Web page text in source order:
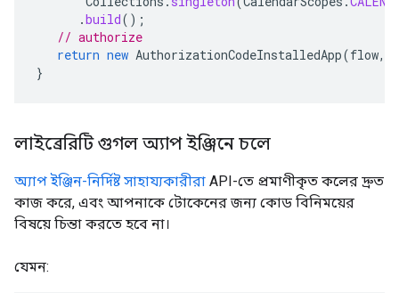
.build();
// authorize
return new AuthorizationCodeInstalledApp(flow,
}
লাইব্রেরিটি গুগল অ্যাপ ইঞ্জিনে চলে
অ্যাপ ইঞ্জিন-নির্দিষ্ট সাহায্যকারীরা API-তে প্রমাণীকৃত কলের দ্রুত
কাজ করে, এবং আপনাকে টোকেনের জন্য কোড বিনিময়ের
বিষয়ে চিন্তা করতে হবে না।
যেমন: